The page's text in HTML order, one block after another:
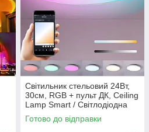
Світильник стельовий 24Вт,
30см, RGB + пульт ДК, Ceiling
Lamp Smart / Світлодіодна
LED люстра
Готово до відправки